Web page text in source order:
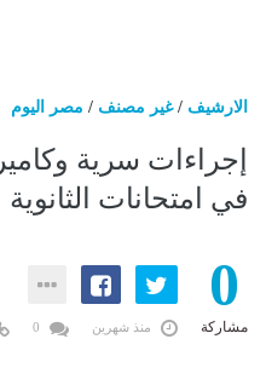
الارشيف /غير مصنف / مصر اليوم
إجراءات سرية
في امتحانات الثانوية
0
مشاركة منذ شهرين